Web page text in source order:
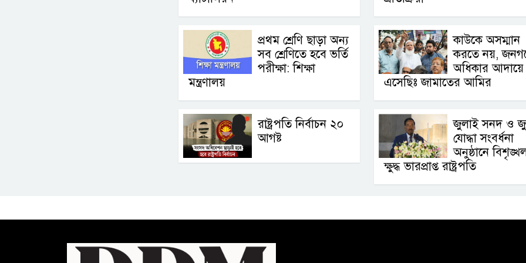
প্রথম শ্রেণি ছাড়া অন্য
সব শ্রেণিতে হবে ভর্তি
পরীক্ষা: শিক্ষা
মন্ত্রণালয়
কাউকে অসম্মান
করতে নয়,
অধিকার আদায়ে
এসেছিঃ জামাতের আমির
রাষ্ট্রপতি নির্বাচন ২০
আগষ্ট
জুলাই সনদ ও
যোদ্ধা সংবর্ধনা
অনুষ্ঠানে
ক্ষুদ্ধ ভারপ্রাপ্ত রাষ্ট্রপতি